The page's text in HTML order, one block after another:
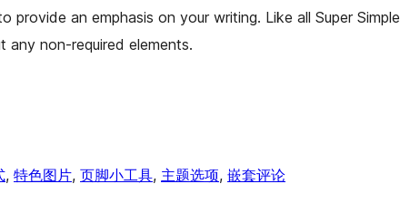
provide an emphasis on your writing. Like all Super Simple
any non-required elements.
, 特色图片, 页脚小工具, 主题选项, 嵌套评论